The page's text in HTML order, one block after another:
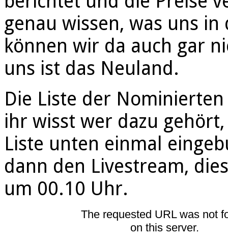
genau wissen, was uns
können wir da auch gar
uns ist das Neuland.
Die Liste der
ihr wisst wer dazu
Liste unten einmal
dann den Livestream,
um 00.10 Uhr.